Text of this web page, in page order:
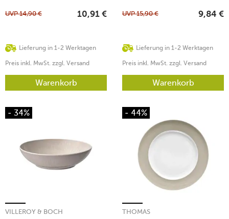
Lieferung in 1-2 Werktagen
UVP14,90 € 10,91 €
Preis inkl. MwSt. zzgl. Versand
Warenkorb
Lieferung in 1-2 Werktagen
UVP15,90 € 9,84 €
Preis inkl. MwSt. zzgl. Versand
Warenkorb
- 34%
VILLEROY & BOCH
- 44%
THOMAS